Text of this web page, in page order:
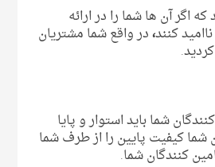
اگر آن ها شما را در ارائه
کنند،در واقع شما مشتریان
شما باید استوار و پایا
شما کیفیت پایین را از طرف شما
کنندگان شما.